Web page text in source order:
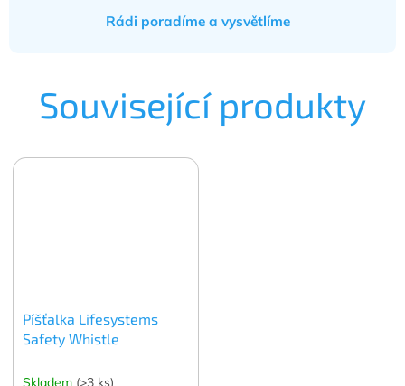
Rádi poradíme a vysvětlíme
Související produkty
Píšťalka Lifesystems
Safety Whistle
Skladem (>3 ks)